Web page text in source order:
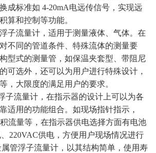
成标准如 4-20mA电远传信号，实现远
算和控制等功能。
子流量计，适用于测量液体、气体。在
不同的管道条件、特殊流体的测量要
型式的测量管，如保温夹套型、带阻尼
可选外，还可以为用户进行特殊设计，
，大限度的满足用户的要求。
子流量计，在指示器的设计上可以为各
适用的功能组合。如现场指针指示，
流量等，在指示器供电选择方面有电池
220VAC供电，方便用户现场情况进行
管浮子流量计，以其结构简单，使用寿